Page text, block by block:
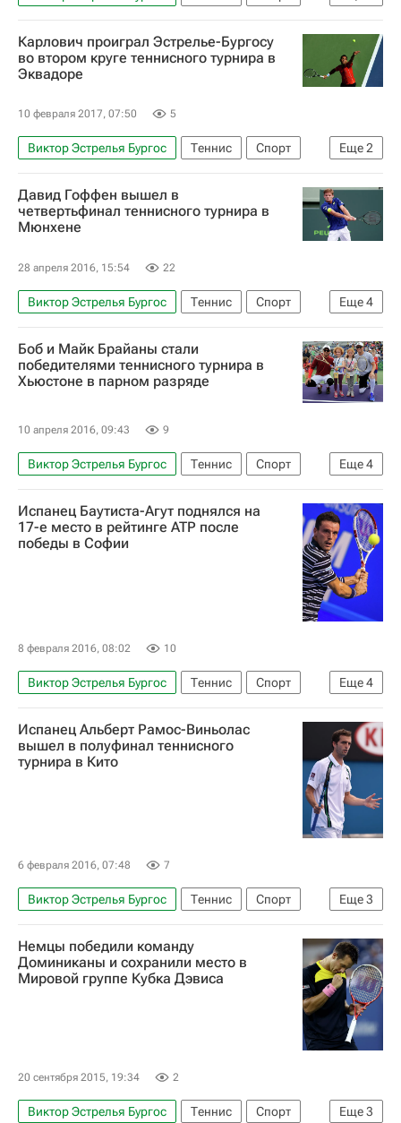
ATP 250 Кито
Томас Беллуччи
Альберт Рамос-Виньолас
Паоло Лоренци
Карлович проиграл Эстрелье-Бургосу
во втором круге теннисного турнира в
Эквадоре
10 февраля 2017, 07:50 5
Еще2
Виктор Эстрелья Бургос Теннис
Спорт
ATP 250 Кито
Иво Карлович
Давид Гоффен вышел в
четвертьфинал теннисного турнира в
Мюнхене
28 апреля 2016, 15:54 22
Еще4
Виктор Эстрелья Бургос Теннис
Спорт
ATP 250 Мюнхен
Александр Зверев
Давид Гоффен
Лукаш Росол
Боб и Майк Брайаны стали
победителями теннисного турнира в
Хьюстоне в парном разряде
10 апреля 2016, 09:43 9
Еще4
Виктор Эстрелья Бургос Теннис
Спорт
ATP 250 Хьюстон
Сантьяго Гонсалес
Майк Брайан
Боб Брайан
Испанец Баутиста-Агут поднялся на
17-е место в рейтинге ATP после
победы в Софии
8 февраля 2016, 08:02 10
Еще4
Виктор Эстрелья Бургос Теннис
Спорт
Роберто Баутиста-Агут
Виктор Троицки
Ришар Гаске
Новак Джокович
Испанец Альберт Рамос-Виньолас
вышел в полуфинал теннисного
турнира в Кито
6 февраля 2016, 07:48 7
Еще3
Виктор Эстрелья Бургос Теннис
Спорт
ATP 250 Кито
Альберт Рамос-Виньолас
Фелисиано Лопес
Немцы победили команду
Доминиканы и сохранили место в
Мировой группе Кубка Дэвиса
20 сентября 2015, 19:34 2
Еще3
Виктор Эстрелья Бургос Теннис
Спорт